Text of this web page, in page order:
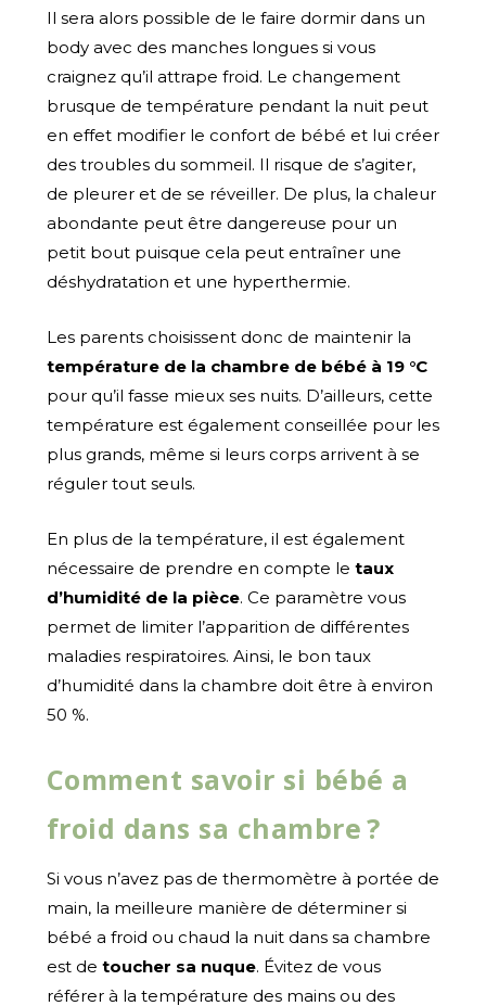
Il sera alors possible de le faire dormir dans un
body avec des manches longues si vous
craignez qu’il attrape froid. Le changement
brusque de température pendant la nuit peut
en effet modifier le confort de bébé et lui créer
des troubles du sommeil. Il risque de s’agiter,
de pleurer et de se réveiller. De plus, la chaleur
abondante peut être dangereuse pour un
petit bout puisque cela peut entraîner une
déshydratation et une hyperthermie.
Les parents choisissent donc de maintenir la
température de la chambre de bébé à 19 °C
pour qu’il fasse mieux ses nuits. D’ailleurs, cette
température est également conseillée pour les
plus grands, même si leurs corps arrivent à se
réguler tout seuls.
En plus de la température, il est également
nécessaire de prendre en compte le taux
d’humidité de la pièce. Ce paramètre vous
permet de limiter l’apparition de différentes
maladies respiratoires. Ainsi, le bon taux
d’humidité dans la chambre doit être à environ
50 %.
Comment savoir si bébé a
froid dans sa chambre ?
Si vous n’avez pas de thermomètre à portée de
main, la meilleure manière de déterminer si
bébé a froid ou chaud la nuit dans sa chambre
est de toucher sa nuque. Évitez de vous
référer à la température des mains ou des